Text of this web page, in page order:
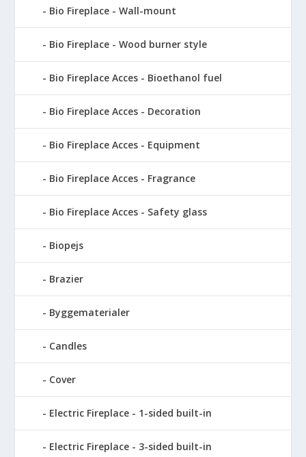
Bio Fireplace - Wall-mount
Bio Fireplace - Wood burner style
Bio Fireplace Acces - Bioethanol fuel
Bio Fireplace Acces - Decoration
Bio Fireplace Acces - Equipment
Bio Fireplace Acces - Fragrance
Bio Fireplace Acces - Safety glass
Biopejs
Brazier
Byggematerialer
Candles
Cover
Electric Fireplace - 1-sided built-in
Electric Fireplace - 3-sided built-in